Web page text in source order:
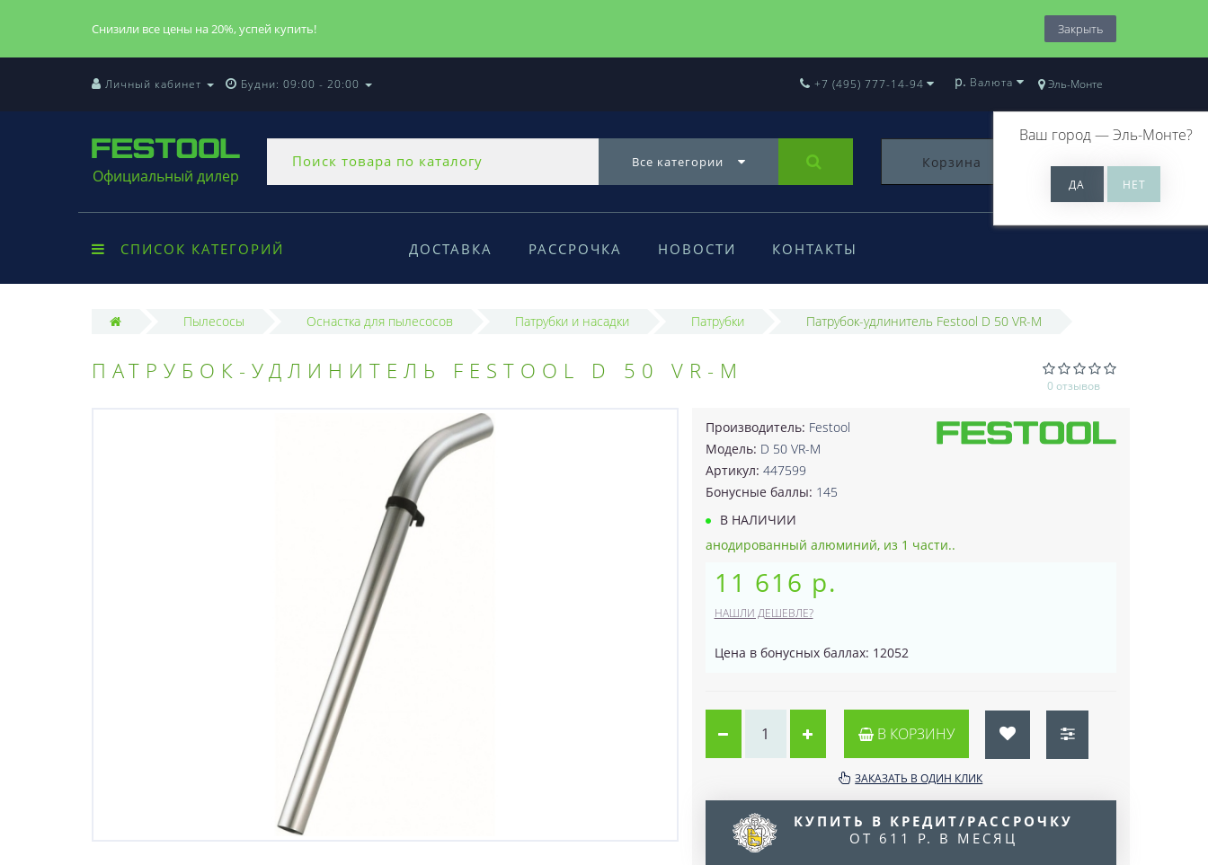
Снизили все цены на 20%, успей купить! Закрыть
Личный кабинет Будни: 09:00 - 20:00 Эль-Монте
Ваш город —Эль-Монте?
+7 (495) 777-14-94 р. Валюта
Официальный дилер
Все категории Корзина 0
СПИСОК КАТЕГОРИЙ ДОСТАВКА РАССРОЧКА НОВОСТИ КОНТАКТЫ
Пылесосы Оснастка для пылесосов Патрубки и насадки Патрубки Патрубок-удлинитель Festool D 50 VR-M
ПАТРУБОК-УДЛИНИТЕЛЬ FESTOOL D 50 VR-M
0 отзывов
Производитель: Festool
Модель: D 50 VR-M
Артикул: 447599
Бонусные баллы: 145
В НАЛИЧИИ
анодированный алюминий, из 1 части..
11 616 р.
НАШЛИ ДЕШЕВЛЕ?
Цена в бонусных баллах: 12052
В КОРЗИНУ
ЗАКАЗАТЬ В ОДИН КЛИК
КУПИТЬ В КРЕДИТ/РАССРОЧКУ
ОТ 611 Р. В МЕСЯЦ